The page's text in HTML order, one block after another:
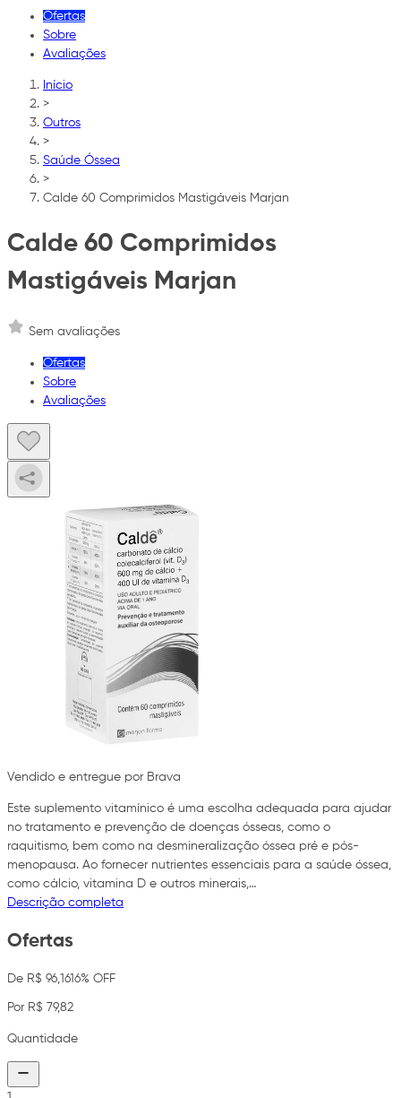
Ofertas
Sobre
Avaliações
Início
>
Outros
>
Saúde Óssea
>
Calde 60 Comprimidos Mastigáveis Marjan
Calde 60 Comprimidos
Mastigáveis Marjan
Sem avaliações
Ofertas
Sobre
Avaliações
Vendido e entregue por Brava
Este suplemento vitamínico é uma escolha adequada para ajudar
no tratamento e prevenção de doenças ósseas, como o
raquitismo, bem como na desmineralização óssea pré e pós-
menopausa. Ao fornecer nutrientes essenciais para a saúde óssea,
como cálcio, vitamina D e outros minerais,…
Descrição completa
Ofertas
De R$ 96,1616% OFF
Por R$ 79,82
Quantidade